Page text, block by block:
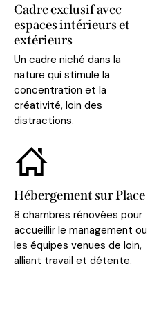
Cadre exclusif avec
espaces intérieurs et
extérieurs
Un cadre niché dans la
nature qui stimule la
concentration et la
créativité, loin des
distractions.
Hébergement sur Place
8 chambres rénovées pour
accueillir le management ou
les équipes venues de loin,
alliant travail et détente.